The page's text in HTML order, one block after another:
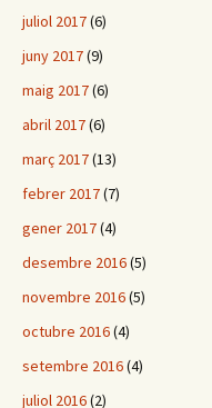
juliol 2017(6)
juny 2017(9)
maig 2017(6)
abril 2017(6)
març 2017(13)
febrer 2017(7)
gener 2017(4)
desembre 2016(5)
novembre 2016(5)
octubre 2016(4)
setembre 2016(4)
juliol 2016(2)